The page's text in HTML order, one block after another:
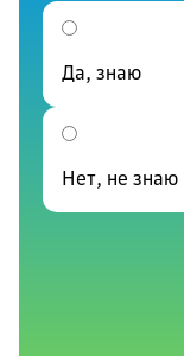
Да, знаю
Нет, не знаю